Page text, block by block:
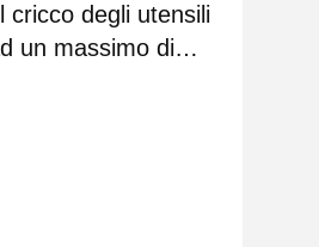
cricco degli utensili
un massimo di